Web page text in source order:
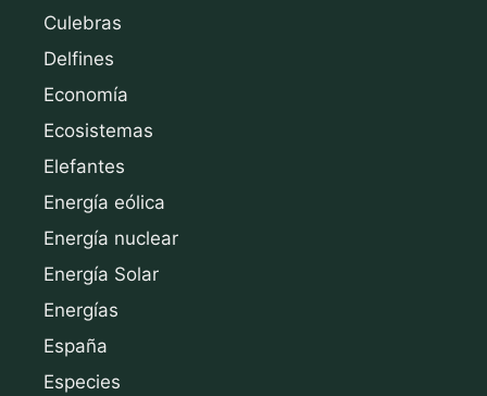
Culebras
Delfines
Economía
Ecosistemas
Elefantes
Energía eólica
Energía nuclear
Energía Solar
Energías
España
Especies